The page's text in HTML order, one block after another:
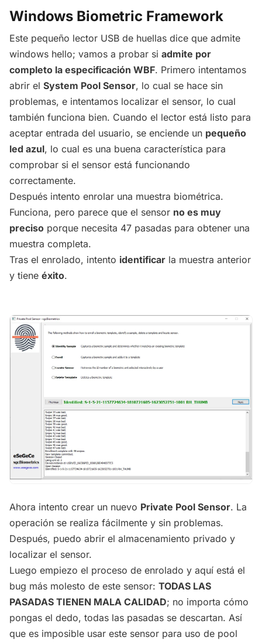
Windows Biometric Framework
Este pequeño lector USB de huellas dice que admite
windows hello; vamos a probar si admite por
completo la especificación WBF. Primero intentamos
abrir el System Pool Sensor, lo cual se hace sin
problemas, e intentamos localizar el sensor, lo cual
también funciona bien. Cuando el lector está listo para
aceptar entrada del usuario, se enciende un pequeño
led azul, lo cual es una buena característica para
comprobar si el sensor está funcionando
correctamente.
Después intento enrolar una muestra biométrica.
Funciona, pero parece que el sensor no es muy
preciso porque necesita 47 pasadas para obtener una
muestra completa.
Tras el enrolado, intento identificar la muestra anterior
y tiene éxito.
Ahora intento crear un nuevo Private Pool Sensor. La
operación se realiza fácilmente y sin problemas.
Después, puedo abrir el almacenamiento privado y
localizar el sensor.
Luego empiezo el proceso de enrolado y aquí está el
bug más molesto de este sensor: TODAS LAS
PASADAS TIENEN MALA CALIDAD; no importa cómo
pongas el dedo, todas las pasadas se descartan. Así
que es imposible usar este sensor para uso de pool